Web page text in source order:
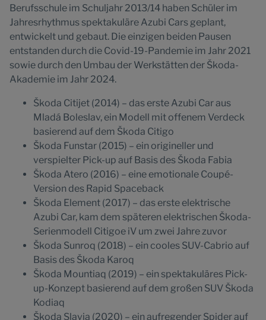
Berufsschule im Schuljahr 2013/14 haben Schüler im
Jahresrhythmus spektakuläre Azubi Cars geplant,
entwickelt und gebaut. Die einzigen beiden Pausen
entstanden durch die Covid-19-Pandemie im Jahr 2021
sowie durch den Umbau der Werkstätten der Škoda-
Akademie im Jahr 2024.
Škoda Citijet (2014) – das erste Azubi Car aus
Mladá Boleslav, ein Modell mit offenem Verdeck
basierend auf dem Škoda Citigo
Škoda Funstar (2015) – ein origineller und
verspielter Pick-up auf Basis des Škoda Fabia
Škoda Atero (2016) – eine emotionale Coupé-
Version des Rapid Spaceback
Škoda Element (2017) – das erste elektrische
Azubi Car, kam dem späteren elektrischen Škoda-
Serienmodell Citigoe iV um zwei Jahre zuvor
Škoda Sunroq (2018) – ein cooles SUV-Cabrio auf
Basis des Škoda Karoq
Škoda Mountiaq (2019) – ein spektakuläres Pick-
up-Konzept basierend auf dem großen SUV Škoda
Kodiaq
Škoda Slavia (2020) – ein aufregender Spider auf